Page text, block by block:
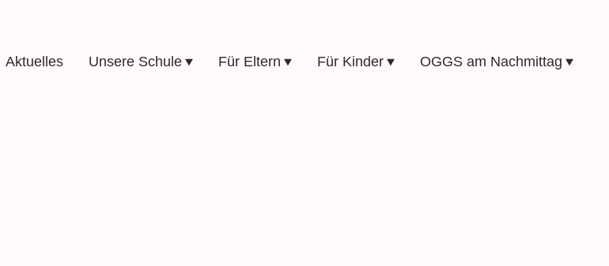
Aktuelles Unsere Schule Für Eltern Für Kinder OGGS am Nachmittag